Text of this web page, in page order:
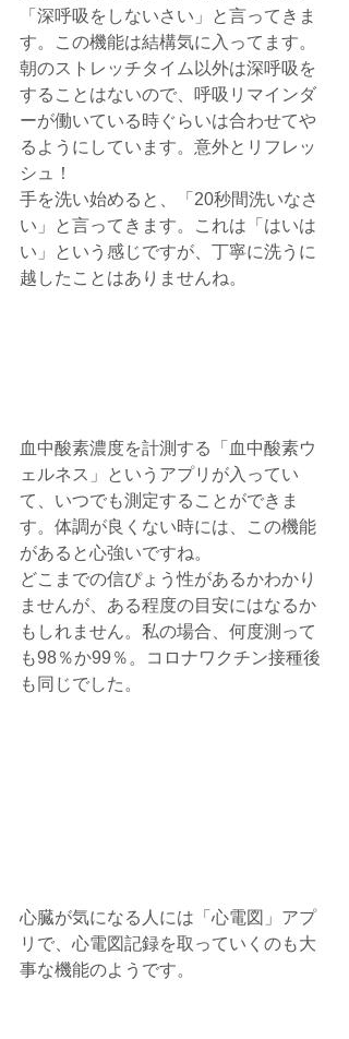
「深呼吸をしないさい」と言ってきま
す。この機能は結構気に入ってます。
朝のストレッチタイム以外は深呼吸を
することはないので、呼吸リマインダ
ーが働いている時ぐらいは合わせてや
るようにしています。意外とリフレッ
シュ！
手を洗い始めると、「20秒間洗いなさ
い」と言ってきます。これは「はいは
い」という感じですが、丁寧に洗うに
越したことはありませんね。
血中酸素濃度を計測する「血中酸素ウ
ェルネス」というアプリが入ってい
て、いつでも測定することができま
す。体調が良くない時には、この機能
があると心強いですね。
どこまでの信ぴょう性があるかわかり
ませんが、ある程度の目安にはなるか
もしれません。私の場合、何度測って
も98％か99％。コロナワクチン接種後
も同じでした。
心臓が気になる人には「心電図」アプ
リで、心電図記録を取っていくのも大
事な機能のようです。